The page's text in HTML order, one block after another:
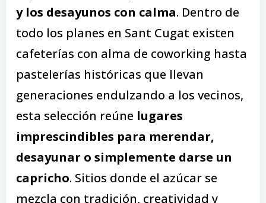
y los desayunos con calma. Dentro de
todo los planes en Sant Cugat existen
cafeterías con alma de coworking hasta
pastelerías históricas que llevan
generaciones endulzando a los vecinos,
esta selección reúne lugares
imprescindibles para merendar,
desayunar o simplemente darse un
capricho. Sitios donde el azúcar se
mezcla con tradición, creatividad y